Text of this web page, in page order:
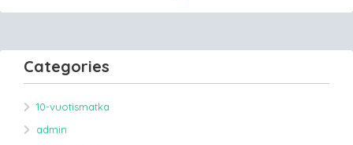
Categories
10-vuotismatka
admin